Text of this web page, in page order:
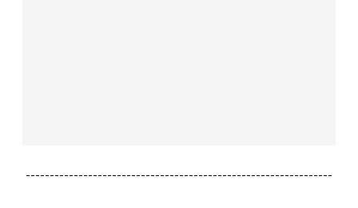
----------------------------------------------------------------